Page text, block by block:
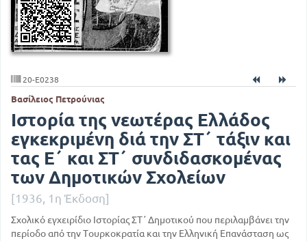
20-E0238
Βασίλειος Πετρούνιας
Ιστορία της νεωτέρας Ελλάδος
εγκεκριμένη διά την ΣΤ΄ τάξιν και
τας Ε΄ και ΣΤ΄ συνδιδασκομένας
των Δημοτικών Σχολείων
[1936, 1η Έκδοση]
Σχολικό εγχειρίδιο Ιστορίας ΣΤ΄ Δημοτικού που περιλαμβάνει την
περίοδο από την Τουρκοκρατία και την Ελληνική Επανάσταση ως